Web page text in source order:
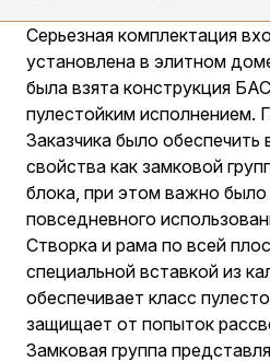
Серьезная комплектация
установлена в элитном
была взята конструкция
пулестойким исполнением.
Заказчика было
свойства как замковой
блока, при этом важно
повседневного
Створка и рама по всей
специальной вставкой из
обеспечивает класс
защищает от попыток
Замковая группа